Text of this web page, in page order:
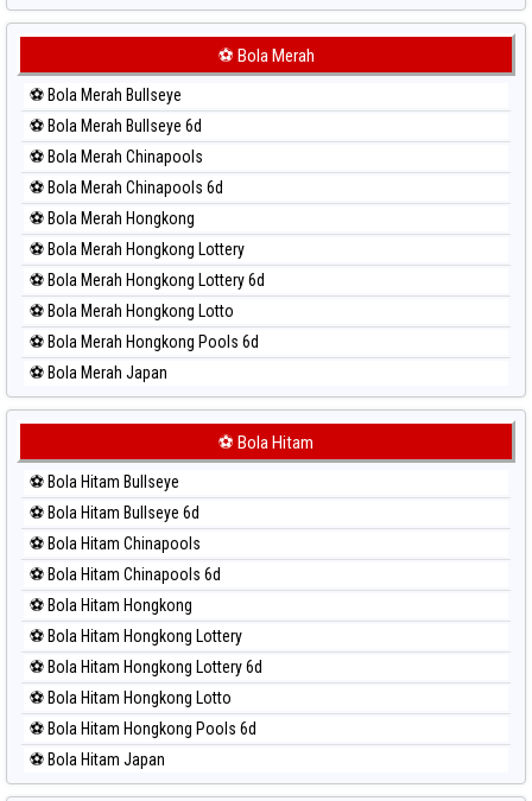
Paito Harian Sydney Lottery
Paito Harian Sydney Lottery 6d
Paito Harian Sydney Lotto
Paito Harian Sydney Pools 6d
Paito Harian Taipei
Paito Harian Taiwan
⚽ Bola Merah
⚽ Bola Merah Bullseye
⚽ Bola Merah Bullseye 6d
⚽ Bola Merah Chinapools
⚽ Bola Merah Chinapools 6d
⚽ Bola Merah Hongkong
⚽ Bola Merah Hongkong Lottery
⚽ Bola Merah Hongkong Lottery 6d
⚽ Bola Merah Hongkong Lotto
⚽ Bola Merah Hongkong Pools 6d
⚽ Bola Merah Japan
⚽ Bola Merah Japan 6d
⚽ Bola Merah Kuda Lari
⚽ Bola Merah Magnum Cambodia
⚽ Bola Merah Nagoya
⚽ Bola Merah North Carolina Day
⚽ Bola Merah Pcso
⚽ Bola Merah Sao Paulo
⚽ Bola Merah Singapore
⚽ Bola Merah Sydney
⚽ Bola Merah Sydney Lottery
⚽ Bola Merah Sydney Lottery 6d
⚽ Bola Merah Sydney Lotto
⚽ Bola Hitam
⚽ Bola Hitam Bullseye
⚽ Bola Hitam Bullseye 6d
⚽ Bola Hitam Chinapools
⚽ Bola Hitam Chinapools 6d
⚽ Bola Hitam Hongkong
⚽ Bola Hitam Hongkong Lottery
⚽ Bola Hitam Hongkong Lottery 6d
⚽ Bola Hitam Hongkong Lotto
⚽ Bola Hitam Hongkong Pools 6d
⚽ Bola Hitam Japan
⚽ Bola Hitam Japan 6d